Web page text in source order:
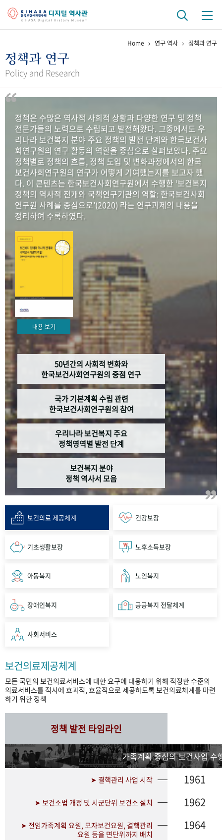
걸어온 길 기관 변천사
연구 역사
정책과 연구 키워드로 보는 연구 역사
연구자들
간행물 변천사
기록물 아카이브
사진 아카이브 문서 기록물 행정박물 영상 기록물
50+1주년 기념
성과 50선 숫자로 보는 50년
세계와 함께 한 KIHASA
VR 역사관
Home 연구 역사 정책과 연구
정책과 연구
Policy and Research
정책은 수많은 역사적 사회적 상황과 다양한 연구 및 정책
전문가들의 노력으로 수립되고 발전해왔다. 그중에서도 우
리나라 보건복지 분야 주요 정책의 발전 단계와 한국보건사
회연구원의 연구 활동의 역할을 중심으로 살펴보았다. 주요
정책별로 정책의 흐름, 정책 도입 및 변화과정에서의 한국
보건사회연구원의 연구가 어떻게 기여했는지를 보고자 했
다. 이 콘텐츠는 한국보건사회연구원에서 수행한 ‘보건복지
정책의 역사적 전개와 국책연구기관의 역할: 한국보건사회
연구원 사례를 중심으로’(2020) 라는 연구과제의 내용을
정리하여 수록하였다.
내용 보기
50년간의 사회적 변화와
한국보건사회연구원의 중점 연구
국가 기본계획 수립 관련
한국보건사회연구원의 참여
우리나라 보건복지 주요
정책영역별 발전 단계
보건복지 분야
정책 역사서 모음
보건의료 제공체계 건강보장
기초생활보장 노후소득보장
아동복지 노인복지
장애인복지 공공복지 전달체계
사회서비스
보건의료제공체계
모든 국민의 보건의료서비스에 대한 요구에 대응하기 위해 적정한 수준의
의료서비스를 적시에 효과적, 효율적으로 제공하도록 보건의료체계를 마련
하기 위한 정책
정책 발전 타임라인
가족계획 중심의 보건사업 수
➤ 결핵관리 사업 시작 1961
➤ 보건소법 개정 및 시군단위 보건소 설치 1962
➤ 전임가족계획 요원, 모자보건요원, 결핵관리
요원 등을 면단위까지 배치
1964